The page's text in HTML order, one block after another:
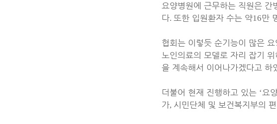
요양병원에 근무하는 직원은 간
다. 또한 입원환자 수는 약16만
협회는 이렇듯 순기능이 많은
노인의료의 모델로 자리 잡기
을 계속해서 이어나가겠다고 하
더불어 현재 진행하고 있는 ‘요
가, 시민단체 및 보건복지부의